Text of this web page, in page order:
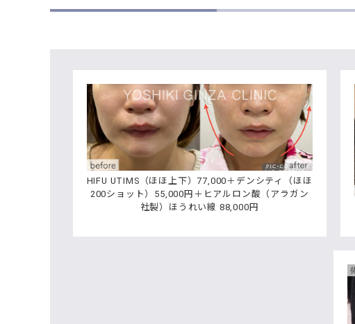
HIFU UTIMS（ほほ上下）77,000＋デンシティ（ほほ
200ショット）55,000円＋ヒアルロン酸（アラガン
社製）ほうれい線 88,000円